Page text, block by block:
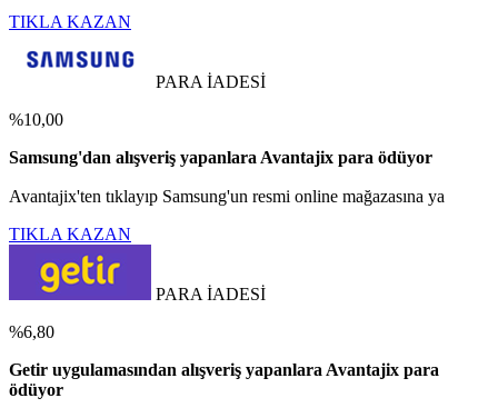
TIKLA KAZAN
PARA İADESİ
%10,00
Samsung'dan alışveriş yapanlara Avantajix para ödüyor
Avantajix'ten tıklayıp Samsung'un resmi online mağazasına ya
TIKLA KAZAN
PARA İADESİ
%6,80
Getir uygulamasından alışveriş yapanlara Avantajix para
ödüyor